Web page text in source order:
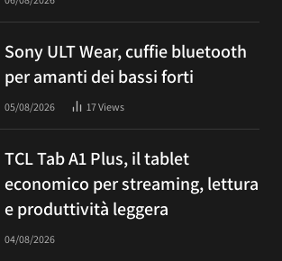
Sony ULT Wear, cuffie bluetooth
per amanti dei bassi forti
05/08/2026 17Views
TCL Tab A1 Plus, il tablet
economico per streaming, lettura
e produttività leggera
04/08/2026